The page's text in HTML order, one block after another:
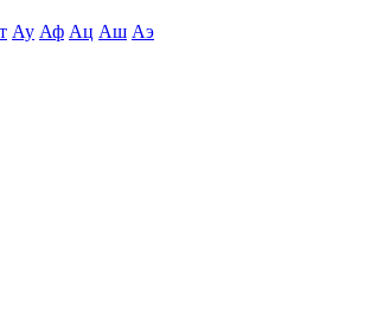
Ау Аф Ац Аш Аэ